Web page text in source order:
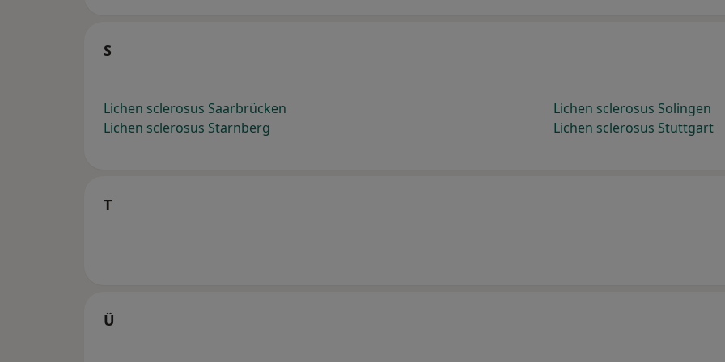
S
Lichen sclerosus Saarbrücken
Lichen sclerosus Solingen
Lichen sclerosus Starnberg
Lichen sclerosus Stuttgart
T
Ü